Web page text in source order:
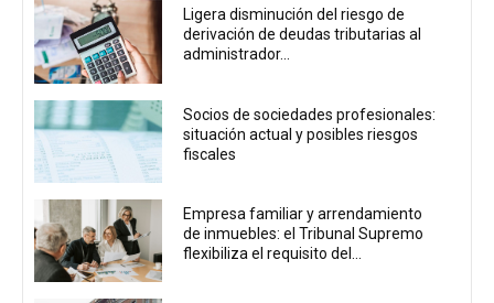
Ligera disminución del riesgo de
derivación de deudas tributarias al
administrador...
Socios de sociedades profesionales:
situación actual y posibles riesgos
fiscales
Empresa familiar y arrendamiento
de inmuebles: el Tribunal Supremo
flexibiliza el requisito del...